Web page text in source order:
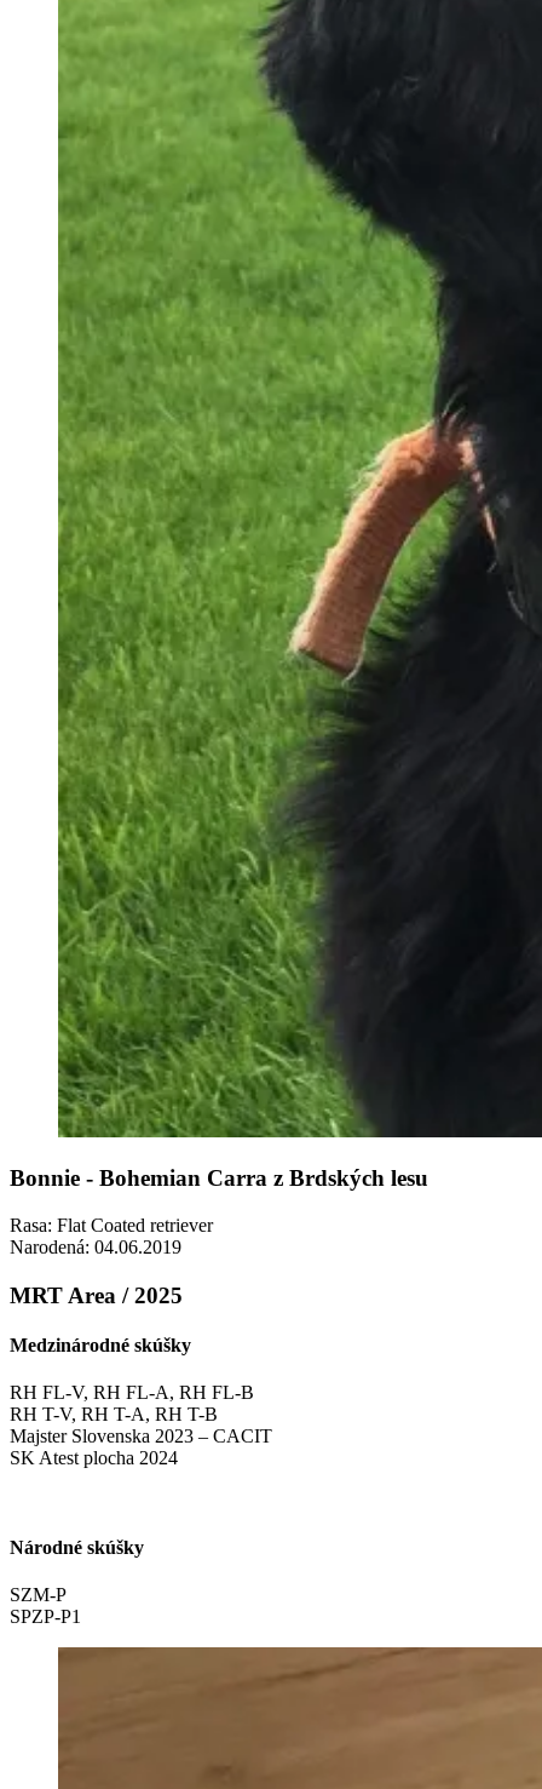
Bonnie - Bohemian Carra z Brdských lesu
Rasa: Flat Coated retriever
Narodená: 04.06.2019
MRT Area / 2025
Medzinárodné skúšky
RH FL-V, RH FL-A, RH FL-B
RH T-V, RH T-A, RH T-B
Majster Slovenska 2023 – CACIT
SK Atest plocha 2024
Národné skúšky
SZM-P
SPZP-P1